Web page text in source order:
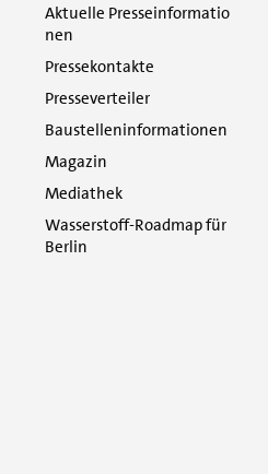
Aktuelle Presseinformatio
nen
Pressekontakte
Presseverteiler
Baustelleninformationen
Magazin
Mediathek
Wasserstoff-Roadmap für
Berlin